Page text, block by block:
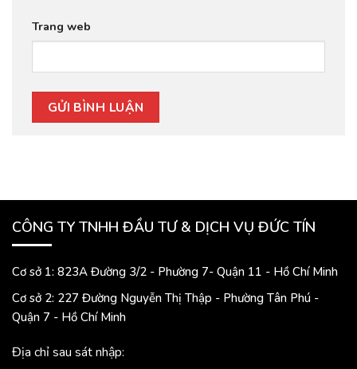
Trang web
CÔNG TY TNHH ĐẦU TƯ & DỊCH VỤ ĐỨC TÍN
Cơ sở 1: 823A Đường 3/2 - Phường 7- Quận 11 - Hồ Chí Minh
Cơ sở 2: 227 Đường Nguyễn Thị Thập - Phường Tân Phú -
Quận 7 - Hồ Chí Minh
Địa chỉ sau sát nhập: